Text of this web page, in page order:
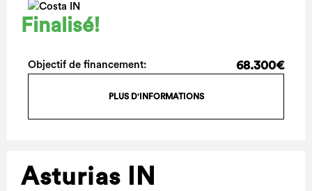
Finalisé!
Objectif de financement: 68.300€
PLUS D'INFORMATIONS
Asturias IN